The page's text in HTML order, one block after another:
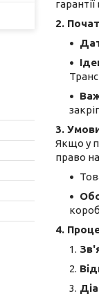
2.
3.
Якщо у
право
4.